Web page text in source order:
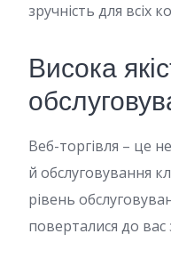
зручність для всіх
Висока
Веб-торгівля – це
й обслуговування
рівень
поверталися до вас